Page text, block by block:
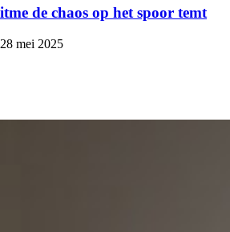
de chaos op het spoor temt
28 mei 2025